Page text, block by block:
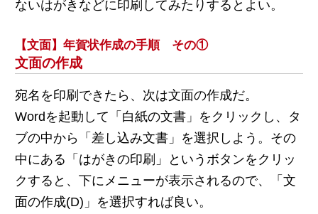
ないはがきなどに印刷してみたりするとよい。
【文面】年賀状作成の手順 その①
文面の作成
宛名を印刷できたら、次は文面の作成だ。
Wordを起動して「白紙の文書」をクリックし、タ
ブの中から「差し込み文書」を選択しよう。その
中にある「はがきの印刷」というボタンをクリッ
クすると、下にメニューが表示されるので、「文
面の作成(D)」を選択すれば良い。